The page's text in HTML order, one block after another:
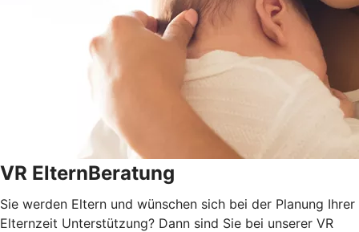
VR ElternBeratung
Sie werden Eltern und wünschen sich bei der Planung Ihrer
Elternzeit Unterstützung? Dann sind Sie bei unserer VR